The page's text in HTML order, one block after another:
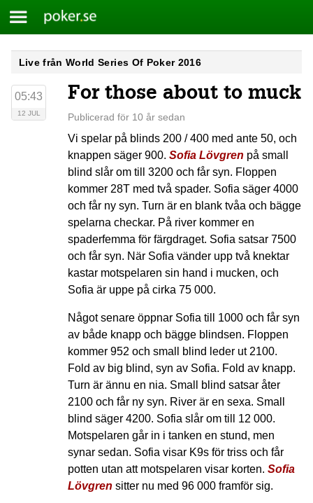
Skip
content
Meny
Poker.se
Live från World Series Of Poker 2016
05:43
12 JUL
For those about to muck
Publicerad för 10 år sedan
Vi spelar på blinds 200 / 400 med ante 50, och
knappen säger 900. Sofia Lövgren på small
blind slår om till 3200 och får syn. Floppen
kommer 28T med två spader. Sofia säger 4000
och får ny syn. Turn är en blank tvåa och bägge
spelarna checkar. På river kommer en
spaderfemma för färgdraget. Sofia satsar 7500
och får syn. När Sofia vänder upp två knektar
kastar motspelaren sin hand i mucken, och
Sofia är uppe på cirka 75 000.
Något senare öppnar Sofia till 1000 och får syn
av både knapp och bägge blindsen. Floppen
kommer 952 och small blind leder ut 2100.
Fold av big blind, syn av Sofia. Fold av knapp.
Turn är ännu en nia. Small blind satsar åter
2100 och får ny syn. River är en sexa. Small
blind säger 4200. Sofia slår om till 12 000.
Motspelaren går in i tanken en stund, men
synar sedan. Sofia visar K9s för triss och får
potten utan att motspelaren visar korten. Sofia
Lövgren sitter nu med 96 000 framför sig.